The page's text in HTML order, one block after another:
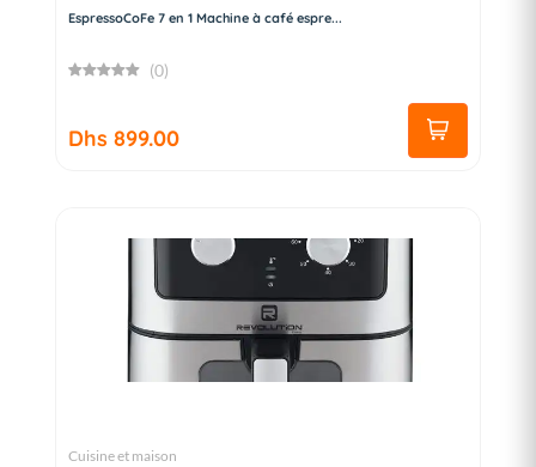
EspressoCoFe 7 en 1 Machine à café espre...
(0)
Dhs 899.00
Cuisine et maison